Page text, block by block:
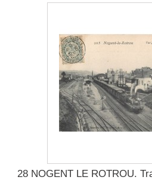
28 NOGENT LE ROTROU.